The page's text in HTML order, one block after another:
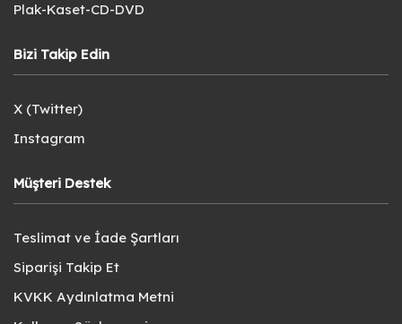
Plak-Kaset-CD-DVD
Bizi Takip Edin
X (Twitter)
Instagram
Müşteri Destek
Teslimat ve İade Şartları
Siparişi Takip Et
KVKK Aydınlatma Metni